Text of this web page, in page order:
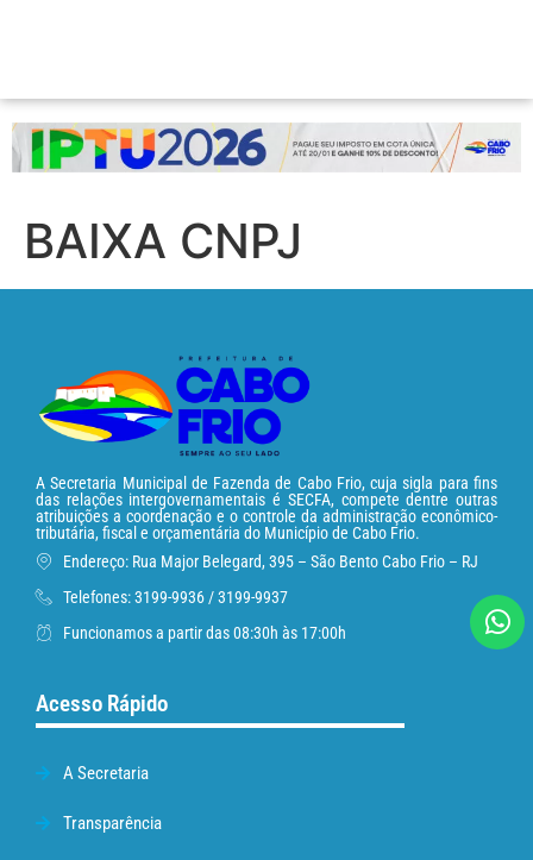
BAIXA CNPJ
A Secretaria Municipal de Fazenda de Cabo Frio, cuja sigla para fins
das relações intergovernamentais é SECFA, compete dentre outras
atribuições a coordenação e o controle da administração econômico-
tributária, fiscal e orçamentária do Município de Cabo Frio.
Endereço: Rua Major Belegard, 395 – São Bento Cabo Frio – RJ
Telefones: 3199-9936 / 3199-9937
Funcionamos a partir das 08:30h às 17:00h
Acesso Rápido
A Secretaria
Transparência